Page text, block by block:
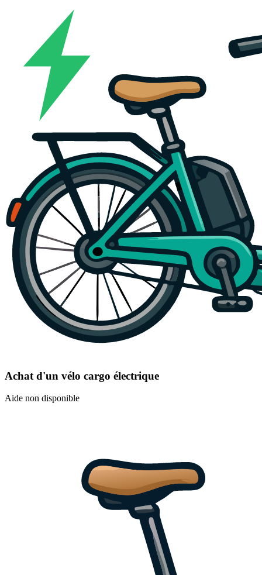
Achat d'un vélo cargo électrique
Aide non disponible